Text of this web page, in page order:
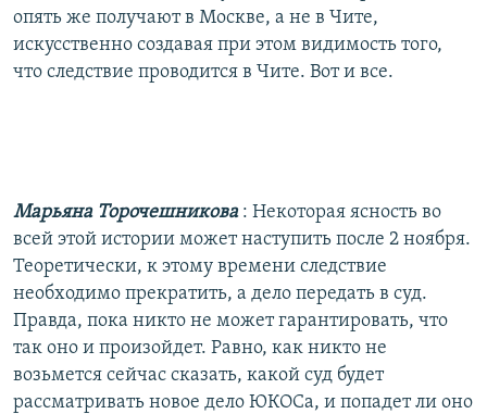
опять же получают в Москве, а не в Чите,
искусственно создавая при этом видимость того,
что следствие проводится в Чите. Вот и все.
Марьяна Торочешникова : Некоторая ясность во
всей этой истории может наступить после 2 ноября.
Теоретически, к этому времени следствие
необходимо прекратить, а дело передать в суд.
Правда, пока никто не может гарантировать, что
так оно и произойдет. Равно, как никто не
возьмется сейчас сказать, какой суд будет
рассматривать новое дело ЮКОСа, и попадет ли оно